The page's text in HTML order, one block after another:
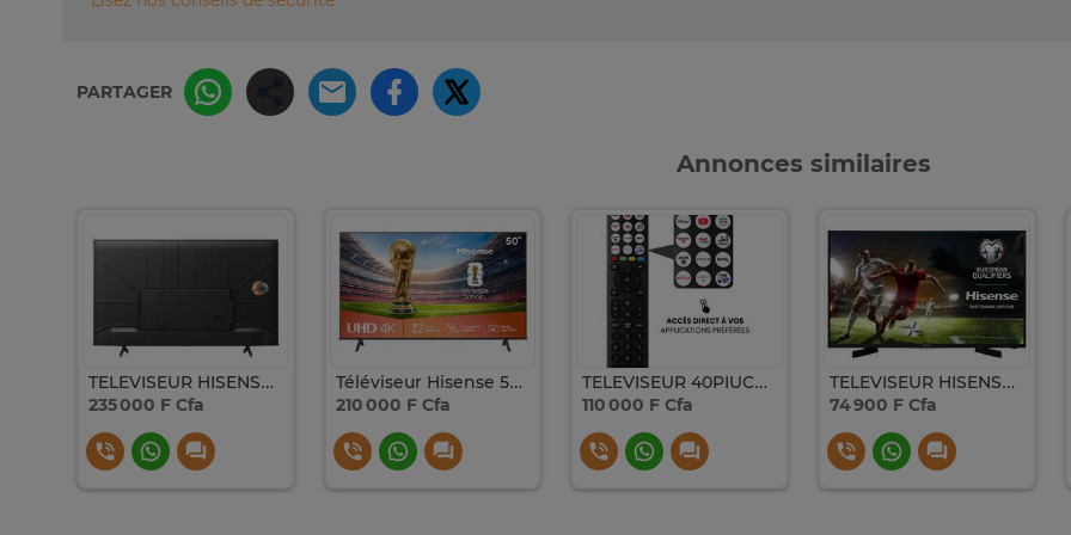
PARTAGER
Annonces similaires
TELEVISEUR HISENSE 50 LED SMART VIDA UHD 50A6N
235 000 F Cfa
Téléviseur Hisense 50" LED SMART VIDA
210 000 F Cfa
TELEVISEUR 40PIUCES HISENSE LED SMART VIDAA 40A4K
110 000 F Cfa
TELEVISEUR HISENSE 32'' LED SMART
74 900 F Cfa